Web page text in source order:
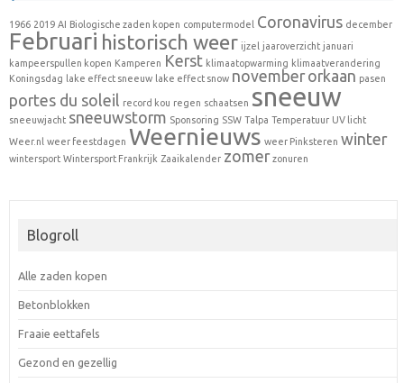
1966 2019 AI Biologische zaden kopen computermodel Coronavirus december
Februari historisch weer ijzel jaaroverzicht januari
kampeerspullen kopen Kamperen Kerst klimaatopwarming klimaatverandering
Koningsdag lake effect sneeuw lake effect snow november orkaan pasen
portes du soleil record kou regen schaatsen sneeuw
sneeuwjacht sneeuwstorm Sponsoring SSW Talpa Temperatuur UV licht
Weer.nl weer feestdagen Weernieuws weer Pinksteren winter
wintersport Wintersport Frankrijk Zaaikalender zomer zonuren
Blogroll
Alle zaden kopen
Betonblokken
Fraaie eettafels
Gezond en gezellig